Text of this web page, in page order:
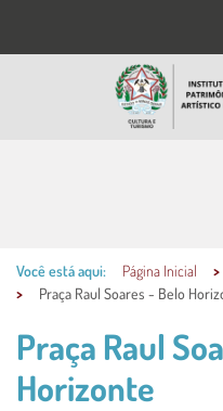
Você está aqui: Página Inicial
Praça Raul Soares - Belo
Praça Raul
Horizonte